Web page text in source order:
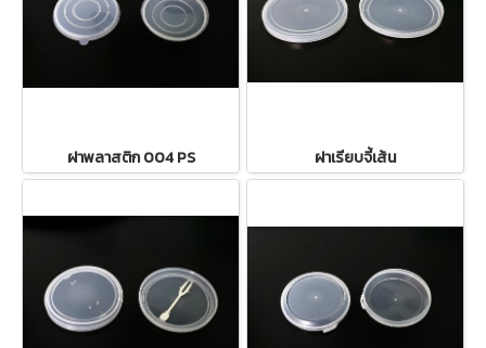
ฝาพลาสติก 004 PS ฝาเรียบจี้เส้น